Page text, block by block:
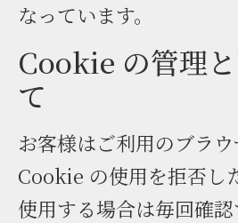
なっています。
Cookie の管理
て
お客様はご利用のブラ
Cookie の使用を拒否し
使用する場合は毎回確